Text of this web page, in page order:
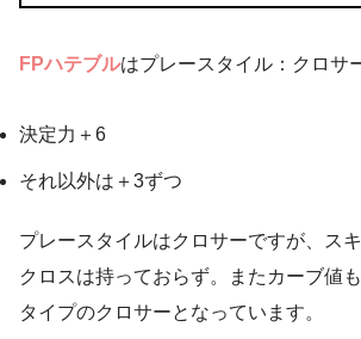
FPハテブルはプレースタイル：クロサ
決定力＋6
それ以外は＋3ずつ
プレースタイルはクロサーですが、ス
クロスは持っておらず。またカーブ値
タイプのクロサーとなっています。